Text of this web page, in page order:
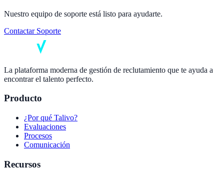
Nuestro equipo de soporte está listo para ayudarte.
Contactar Soporte
La plataforma moderna de gestión de reclutamiento que te ayuda a
encontrar el talento perfecto.
Producto
¿Por qué Talivo?
Evaluaciones
Procesos
Comunicación
Recursos